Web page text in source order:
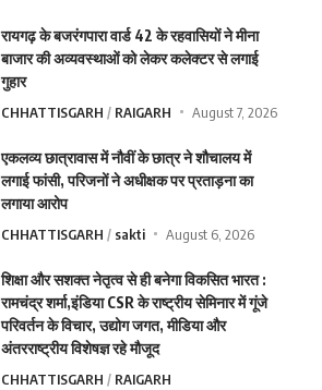
रायगढ़ के बजरंगपारा वार्ड 42 के रहवासियों ने मीना
बाजार की अव्यवस्थाओं को लेकर कलेक्टर से लगाई
गुहार
CHHATTISGARH RAIGARH August 7, 2026
एकलव्य छात्रावास में नौवीं के छात्र ने शौचालय में
लगाई फांसी, परिजनों ने अधीक्षक पर प्रताड़ना का
लगाया आरोप
CHHATTISGARH sakti August 6, 2026
शिक्षा और सशक्त नेतृत्व से ही बनेगा विकसित भारत :
रामचंद्र शर्मा,इंडिया CSR के राष्ट्रीय सेमिनार में गूंजे
परिवर्तन के विचार, उद्योग जगत, मीडिया और
अंतरराष्ट्रीय विशेषज्ञ रहे मौजूद
CHHATTISGARH
RAIGARH